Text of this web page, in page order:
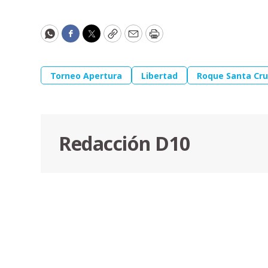
WhatsApp
Facebook
Twitter
CopyEmailPrint
Torneo Apertura Libertad Roque Santa
Redacción D10